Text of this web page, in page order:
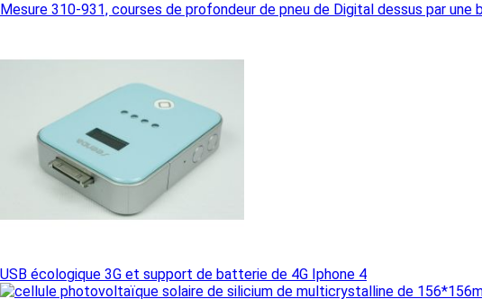
Mesure 310-931, courses de profondeur de pneu de Digital dessus par une
USB écologique 3G et support de batterie de 4G Iphone 4